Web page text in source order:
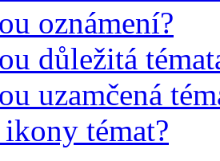
oznámení?
důležitá
uzamčená
témat?